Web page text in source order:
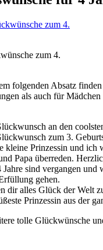
zum 4.
folgenden Absatz
als auch für
an den
zum 3.
kleine Prinzessin und ich
Papa überreden.
Jahre sind vergangen
gehen.
dir alles Glück der Welt
Prinzessin aus der
tolle Glückwünsche